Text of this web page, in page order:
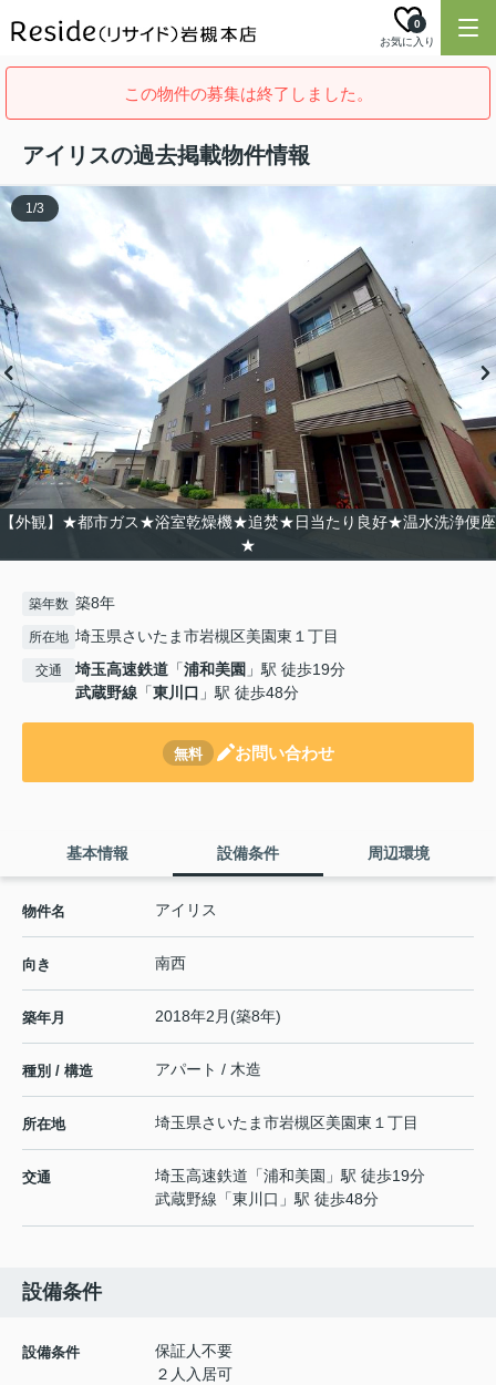
お気に入り
0
この物件の募集は終了しました。
アイリスの過去掲載物件情報
【外観】★都市ガス★浴室乾燥機★追焚★日当たり良好★温水洗浄便座
★
1/3
築年数 築8年
所在地 埼玉県さいたま市岩槻区美園東１丁目
交通 埼玉高速鉄道 「浦和美園 」駅 徒歩19分
武蔵野線 「東川口 」駅 徒歩48分
無料 お問い合わせ
基本情報 設備条件 周辺環境
物件名 アイリス
向き 南西
築年月 2018年2月(築8年)
種別 / 構造 アパート / 木造
所在地 埼玉県さいたま市岩槻区美園東 １丁目
交通 埼玉高速鉄道 「浦和美園 」駅 徒歩19分
武蔵野線 「東川口 」駅 徒歩48分
設備条件
設備条件
保証人不要
２人入居可